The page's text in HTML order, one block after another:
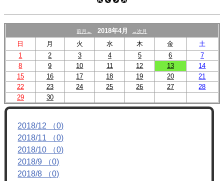
TOP
ニュース
スケジュール
スタッフ
施設紹介
チーム紹介
前月← 2018年4月 →次月
日 月 火 水 木 金
土
1
2 3 4 5 6
7
8
9 10 11 12 13
14
15
16 17 18 19 20
21
22
23 24 25 26 27
28
29
30
2018/12 （0)
2018/11 （0)
2018/10 （0)
2018/9 （0)
2018/8 （0)